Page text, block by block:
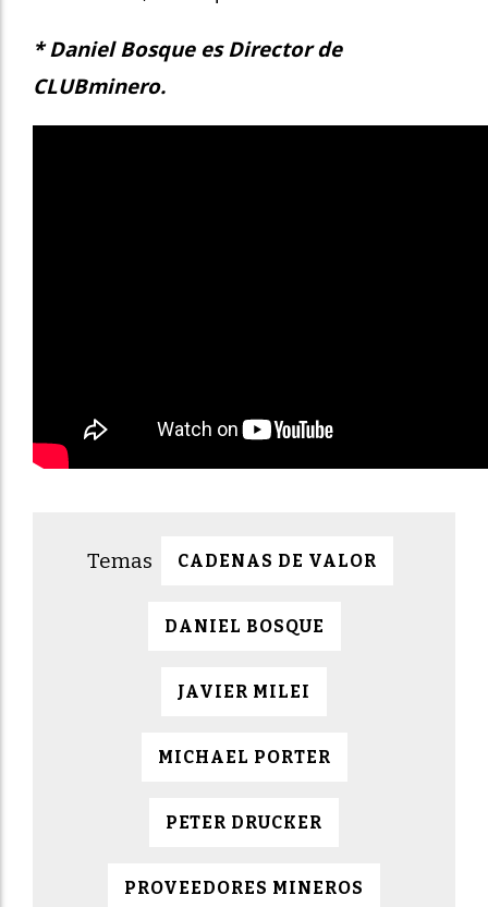
* Daniel Bosque es Director de
CLUBminero.
CADENAS DE VALOR
DANIEL BOSQUE
JAVIER MILEI
MICHAEL PORTER
PETER DRUCKER
PROVEEDORES MINEROS